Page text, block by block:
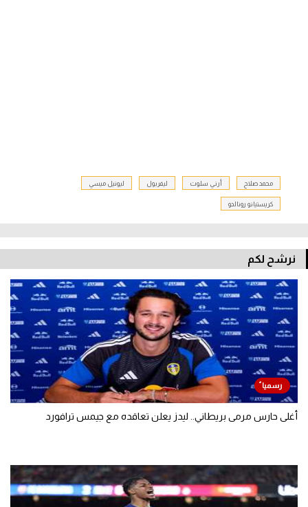
محمد صلاح أرني سلوت ليفربول ليونيل ميسي
كريستيانو رونالدو
نرشح لكم
أغلى حارس مرمى بريطاني.. ليدز يعلن تعاقده مع جيمس ترافورد